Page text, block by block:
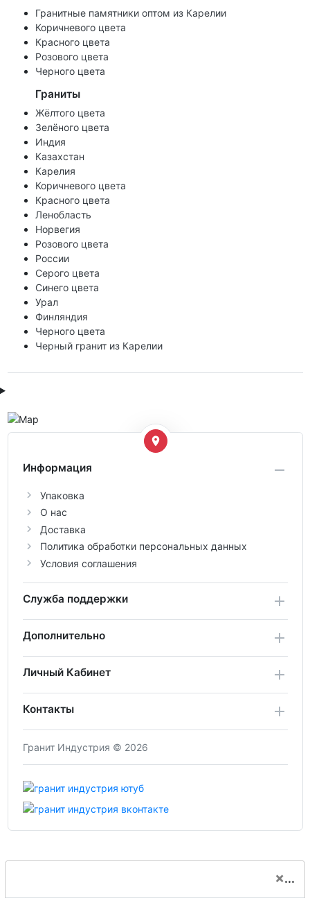
Гранитные памятники оптом из Карелии
Коричневого цвета
Красного цвета
Розового цвета
Черного цвета
Граниты
Жёлтого цвета
Зелёного цвета
Индия
Казахстан
Карелия
Коричневого цвета
Красного цвета
Ленобласть
Норвегия
Розового цвета
России
Серого цвета
Синего цвета
Урал
Финляндия
Черного цвета
Черный гранит из Карелии
Информация
Упаковка
О нас
Доставка
Политика обработки персональных данных
Условия соглашения
Служба поддержки
Дополнительно
Личный Кабинет
Контакты
Гранит Индустрия © 2026
×...